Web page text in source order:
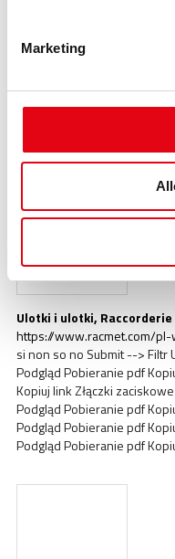
Marketing
Para
https://www.racmet.com/
Asortyment produktów
Ulotki i ulotki,
https://www.racmet.com/
si non so no Submit --> Filtr
Podgląd Pobieranie pdf
Kopiuj link Złączki
Podgląd Pobieranie pdf
Podgląd Pobieranie pdf
Podgląd Pobieranie pdf